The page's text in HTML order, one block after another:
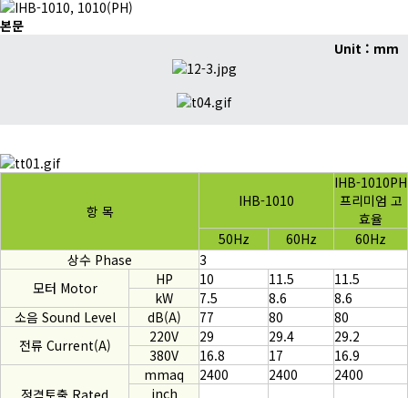
본문
Unit : mm
항 목
IHB-1010
IHB-1010PH
프리미엄 고
효율
50Hz
60Hz
60Hz
상수 Phase
3
모터 Motor
HP 10 11.5
11.5
kW
7.5 8.6
8.6
소음 Sound Level
dB(A) 77 80
80
전류 Current(A)
220V 29 29.4
29.2
380V
16.8 17 16.9
mmaq 2400 2400
2400
inch